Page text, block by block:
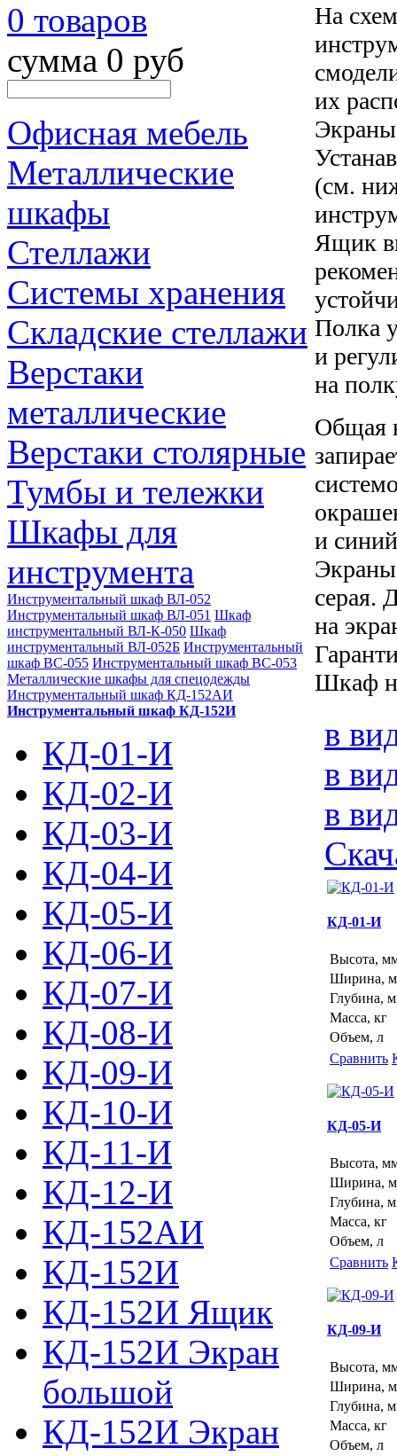
0 товаров
сумма 0 руб
Офисная мебель
Металлические
шкафы
Стеллажи
Системы хранения
Складские стеллажи
Верстаки
металлические
Верстаки столярные
Тумбы и тележки
Шкафы для
инструмента
Инструментальный шкаф ВЛ-052
Инструментальный шкаф ВЛ-051 Шкаф
инструментальный ВЛ-К-050 Шкаф
инструментальный ВЛ-052Б Инструментальный
шкаф ВС-055 Инструментальный шкаф ВС-053
Металлические шкафы для спецодежды
Инструментальный шкаф КД-152АИ
Инструментальный шкаф КД-152И
КД-01-И
КД-02-И
КД-03-И
КД-04-И
КД-05-И
КД-06-И
КД-07-И
КД-08-И
КД-09-И
КД-10-И
КД-11-И
КД-12-И
КД-152АИ
КД-152И
КД-152И Ящик
КД-152И Экран
большой
КД-152И Экран
На
их
(см.
Ящик
Полка
и
на
Общая
и
серая.
на
Шкаф
в
в
в
КД-01-И
Высота,
Ширина,
Глубина,
Масса, кг
Объем, л
Сравнить
КД-05-И
Высота,
Ширина,
Глубина,
Масса, кг
Объем, л
Сравнить
КД-09-И
Высота,
Ширина,
Глубина,
Масса, кг
Объем, л